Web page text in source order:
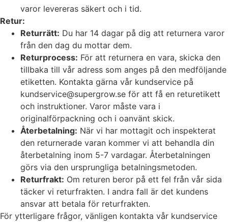
varor levereras säkert och i tid.
Retur:
Returrätt: Du har 14 dagar på dig att returnera varor
från den dag du mottar dem.
Returprocess: För att returnera en vara, skicka den
tillbaka till vår adress som anges på den medföljande
etiketten. Kontakta gärna vår kundservice på
kundservice@supergrow.se för att få en returetikett
och instruktioner. Varor måste vara i
originalförpackning och i oanvänt skick.
Återbetalning: När vi har mottagit och inspekterat
den returnerade varan kommer vi att behandla din
återbetalning inom 5-7 vardagar. Återbetalningen
görs via den ursprungliga betalningsmetoden.
Returfrakt: Om returen beror på ett fel från vår sida
täcker vi returfrakten. I andra fall är det kundens
ansvar att betala för returfrakten.
För ytterligare frågor, vänligen kontakta vår kundservice